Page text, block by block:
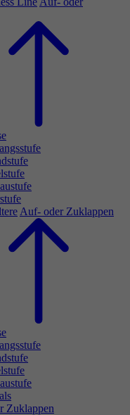
Auf- oder Zuklappen
Zuklappen